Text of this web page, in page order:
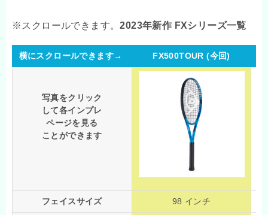
2023年新作 FXシリーズ一覧
横にスクロールできます→ FX500TOUR (今回)
写真をクリック
して各インプレ
ページを見る
ことができます
フェイスサイズ 98 インチ